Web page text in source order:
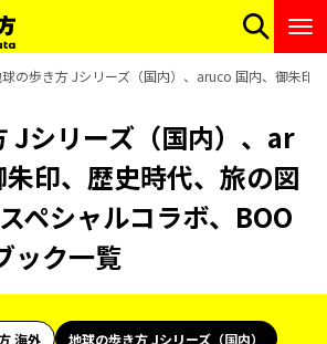
の歩き方 Jシリーズ（国内）、aruco 国内、御朱印
Jシリーズ（国内）、ar
印、歴史時代、旅の図
ペシャルコラボ、BOO
ック一覧
海外
地球の歩き方 Jシリーズ（国内）